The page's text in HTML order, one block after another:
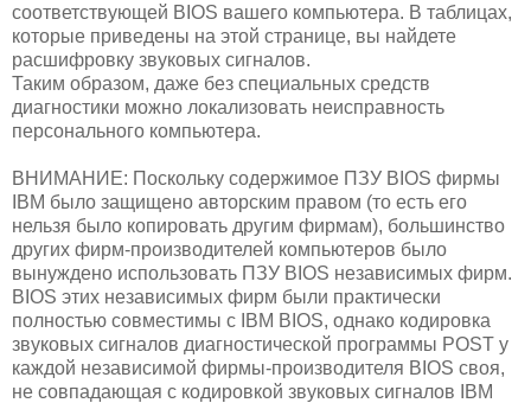
соответствующей BIOS вашего компьютера. В таблицах,
которые приведены на этой странице, вы найдете
расшифровку звуковых сигналов.
Таким образом, даже без специальных средств
диагностики можно локализовать неисправность
персонального компьютера.
ВНИМАНИЕ: Поскольку содержимое ПЗУ BIOS фирмы
IBM было защищено авторским правом (то есть его
нельзя было копировать другим фирмам), большинство
других фирм-производителей компьютеров было
вынуждено использовать ПЗУ BIOS независимых фирм.
BIOS этих независимых фирм были практически
полностью совместимы с IBM BIOS, однако кодировка
звуковых сигналов диагностической программы POST у
каждой независимой фирмы-производителя BIOS своя,
не совпадающая с кодировкой звуковых сигналов IBM